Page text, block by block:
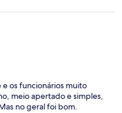
os funcionários muito
meio apertado e simples,
no geral foi bom.